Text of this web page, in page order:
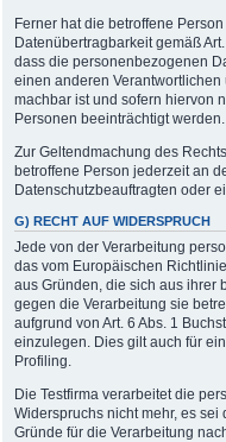
Ferner hat die betroffene
Datenübertragbarkeit gemäß
dass die personenbezogenen
einen anderen
machbar ist und sofern hiervon
Personen beeinträchtigt werden.
Zur Geltendmachung des
betroffene Person jederzeit an
Datenschutzbeauftragten oder
G) RECHT AUF WIDERSPRUCH
Jede von der Verarbeitung
das vom Europäischen
aus Gründen, die sich aus ihrer
gegen die Verarbeitung sie
aufgrund von Art. 6 Abs. 1
einzulegen. Dies gilt auch für
Profiling.
Die Testfirma verarbeitet die
Widerspruchs nicht mehr, es
Gründe für die Verarbeitung